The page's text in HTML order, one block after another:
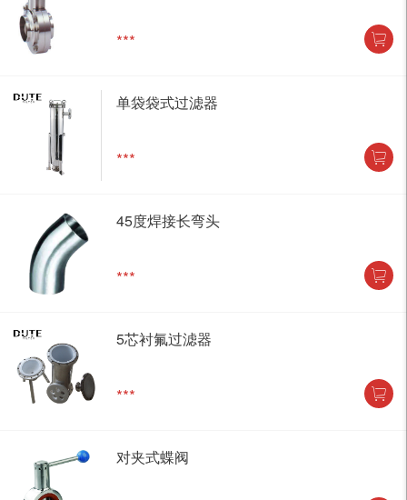
***
单袋袋式过滤器
***
45度焊接长弯头
***
5芯衬氟过滤器
***
对夹式蝶阀